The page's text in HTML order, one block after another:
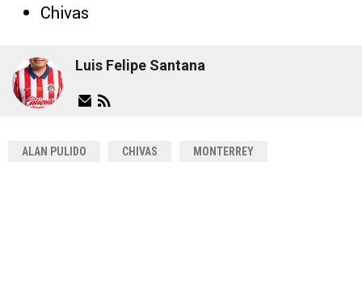
Chivas
Luis Felipe Santana
ALAN PULIDO CHIVAS MONTERREY